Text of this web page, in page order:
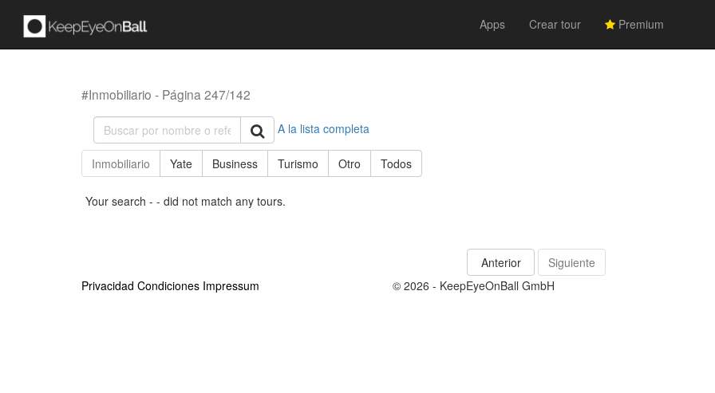
Apps Crear tour Premium
#Inmobiliario - Página 247/142
A la lista completa
Inmobiliario Yate Business Turismo Otro Todos
Your search - - did not match any tours.
Anterior
Siguiente
Privacidad Condiciones Impressum © 2026 - KeepEyeOnBall GmbH